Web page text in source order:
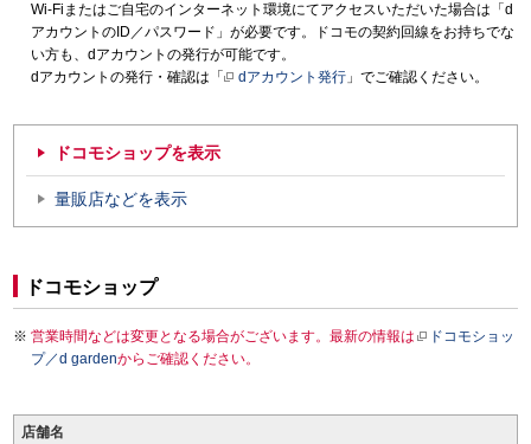
Wi-Fiまたはご自宅のインターネット環境にてアクセスいただいた場合は「d
アカウントのID／パスワード」が必要です。ドコモの契約回線をお持ちでな
い方も、dアカウントの発行が可能です。
dアカウントの発行・確認は「
dアカウント発行 」でご確認ください。
ドコモショップを表示
量販店などを表示
ドコモショップ
営業時間などは変更となる場合がございます。最新の情報は
ドコモショッ
プ／d gardenからご確認ください。
店舗名